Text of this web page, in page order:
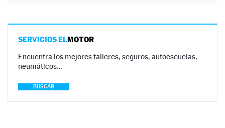
SERVICIOS ELMOTOR
Encuentra los mejores talleres, seguros, autoescuelas,
neumáticos…
BUSCAR